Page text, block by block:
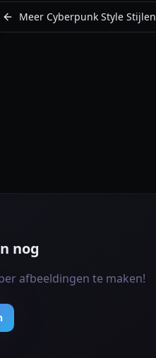
Meer Cyberpunk Style Stijlen
nog
afbeeldingen te maken!